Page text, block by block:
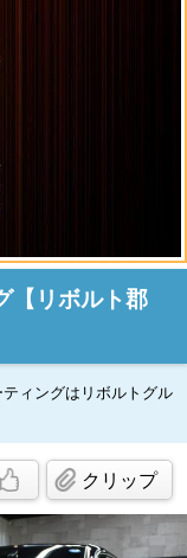
【リボルト郡
ィングはリボルトグル
クリップ